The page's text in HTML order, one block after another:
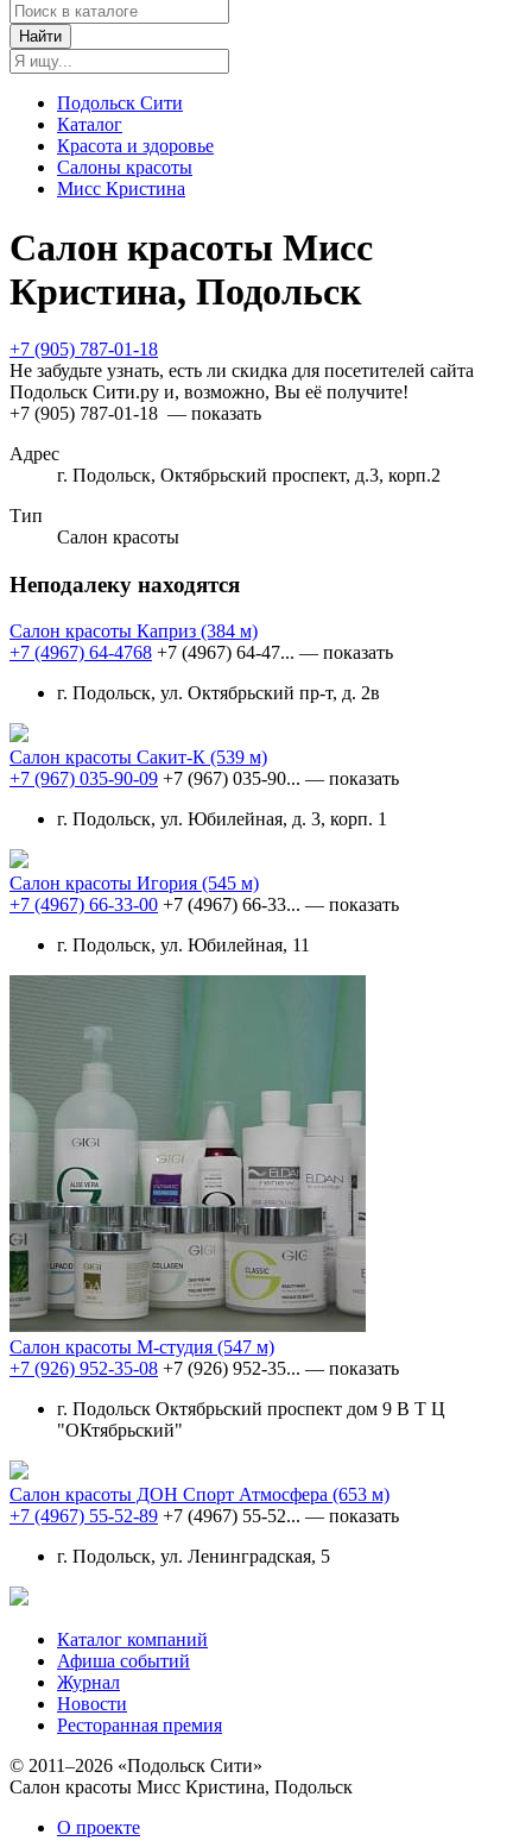
Найти
Подольск Сити
Каталог
Красота и здоровье
Салоны красоты
Мисс Кристина
Салон красоты Мисс
Кристина, Подольск
+7 (905) 787-01-18
Не забудьте узнать, есть ли скидка для посетителей сайта
Подольск Сити.ру и, возможно, Вы её получите!
+7 (905) 787-01-18 — показать
Адрес
г. Подольск, Октябрьский проспект, д.3, корп.2
Тип
Салон красоты
Неподалеку находятся
Салон красоты Каприз (384 м)
+7 (4967) 64-4768 +7 (4967) 64-47... — показать
г. Подольск, ул. Октябрьский пр-т, д. 2в
Салон красоты Сакит-К (539 м)
+7 (967) 035-90-09 +7 (967) 035-90... — показать
г. Подольск, ул. Юбилейная, д. 3, корп. 1
Салон красоты Игория (545 м)
+7 (4967) 66-33-00 +7 (4967) 66-33... — показать
г. Подольск, ул. Юбилейная, 11
Салон красоты М-студия (547 м)
+7 (926) 952-35-08 +7 (926) 952-35... — показать
г. Подольск Октябрьский проспект дом 9 В Т Ц
"ОКтябрьский"
Салон красоты ДОН Спорт Атмосфера (653 м)
+7 (4967) 55-52-89 +7 (4967) 55-52... — показать
г. Подольск, ул. Ленинградская, 5
Каталог компаний
Афиша событий
Журнал
Новости
Ресторанная премия
© 2011–2026 «Подольск Сити»
Салон красоты Мисс Кристина, Подольск
О проекте